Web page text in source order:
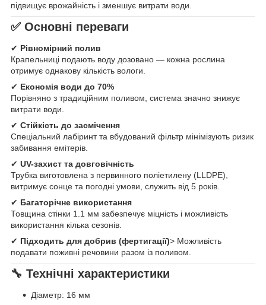
підвищує врожайність і зменшує витрати води.
✅ Основні переваги
✔ Рівномірний полив
Крапельниці подають воду дозовано — кожна рослина
отримує однакову кількість вологи.
✔ Економія води до 70%
Порівняно з традиційним поливом, система значно знижує
витрати води.
✔ Стійкість до засмічення
Спеціальний лабіринт та вбудований фільтр мінімізують ризик
забивання емітерів.
✔ UV-захист та довговічність
Трубка виготовлена з первинного поліетилену (LLDPE),
витримує сонце та погодні умови, служить від 5 років.
✔ Багаторічне використання
Товщина стінки 1.1 мм забезпечує міцність і можливість
використання кілька сезонів.
✔ Підходить для добрив (фертигації)> Можливість
подавати поживні речовини разом із поливом.
🔧 Технічні характеристики
Діаметр: 16 мм